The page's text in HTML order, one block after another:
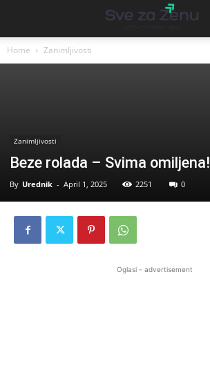
Home Zanimljivosti
Zanimljivosti
Beze rolada – Svima omiljena!
By Urednik - April 1, 2025 2251 0
Oglasi - advertisement